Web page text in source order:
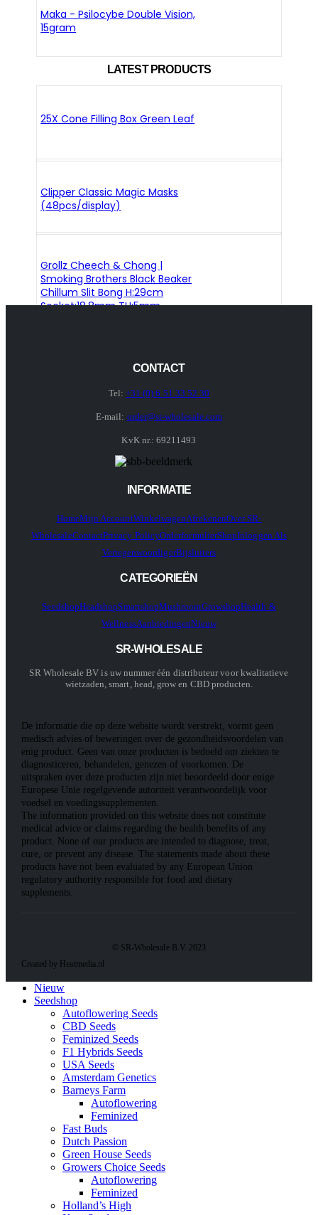
Maka - Psilocybe Double Vision,
15gram
LATEST PRODUCTS
25X Cone Filling Box Green Leaf
Clipper Classic Magic Masks
(48pcs/display)
Grollz Cheech & Chong |
Smoking Brothers Black Beaker
Chillum Slit Bong H:29cm
Socket:18.8mm TH:5mm
CONTACT
Tel: +31 (0) 6 51 33 52 30
E-mail: order@sr-wholesale.com
KvK nr.: 69211493
INFORMATIE
HomeMijn AccountWinkelwagenAfrekenenOver SR-
WholesaleContactPrivacy PolicyOrderformulierShopInloggen Als
VertegenwoordigerBijsluiters
CATEGORIEËN
SeedshopHeadshopSmartshopMushroomGrowshopHealth &
WellnessAanbiedingenNieuw
SR-WHOLESALE
SR Wholesale BV is uw nummer één distributeur voor kwalitatieve
wietzaden, smart, head, grow en CBD producten.
De informatie die op deze website wordt verstrekt, vormt geen
medisch advies of beweringen over de gezondheidsvoordelen van
enig product. Geen van onze producten is bedoeld om ziekten te
diagnosticeren, behandelen, genezen of voorkomen. De
uitspraken over deze producten zijn niet beoordeeld door enige
Europese Unie regelgevende autoriteit verantwoordelijk voor
voedsel en voedingssupplementen.
The information provided on this website does not constitute
medical advice or claims regarding the health benefits of any
product. None of our products are intended to diagnose, treat,
cure, or prevent any disease. The statements made about these
products have not been evaluated by any European Union
regulatory authority responsible for food and dietary
supplements.
© SR-Wholesale B.V. 2023
Created by Heatmedia.nl
Nieuw
Seedshop
Autoflowering Seeds
CBD Seeds
Feminized Seeds
F1 Hybrids Seeds
USA Seeds
Amsterdam Genetics
Barneys Farm
Autoflowering
Feminized
Fast Buds
Dutch Passion
Green House Seeds
Growers Choice Seeds
Autoflowering
Feminized
Holland’s High